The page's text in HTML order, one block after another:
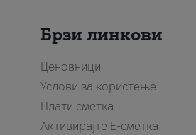
Брзи линкови
Ценовници
Услови за користење
Плати сметка
Активирајте Е-сметка